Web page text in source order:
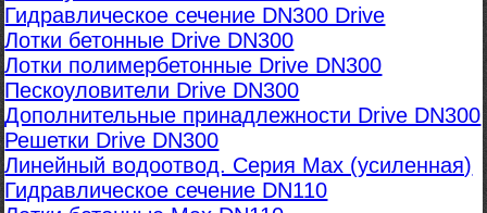
Гидравлическое сечение DN300 Drive
Лотки бетонные Drive DN300
Лотки полимербетонные Drive DN300
Пескоуловители Drive DN300
Дополнительные принадлежности Drive DN300
Решетки Drive DN300
Линейный водоотвод. Серия Max (усиленная)
Гидравлическое сечение DN110